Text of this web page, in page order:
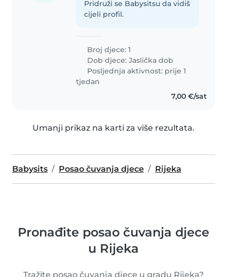
Pridruži se Babysitsu da vidiš
cijeli profil.
Broj djece: 1
Dob djece:Jaslička dob
Posljednja aktivnost: prije 1
tjedan
7,00 €/sat
Umanji prikaz na karti za više rezultata.
Babysits Posao čuvanja djece Rijeka
Pronađite posao čuvanja djece
u Rijeka
Tražite posao čuvanja djece u gradu Rijeka?